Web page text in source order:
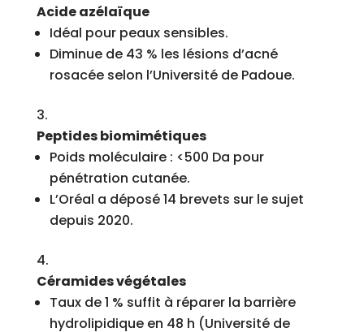
Acide azélaïque
Idéal pour peaux sensibles.
Diminue de 43 % les lésions d’acné
rosacée selon l’Université de Padoue.
Peptides biomimétiques
Poids moléculaire : <500 Da pour
pénétration cutanée.
L’Oréal a déposé 14 brevets sur le sujet
depuis 2020.
Céramides végétales
Taux de 1 % suffit à réparer la barrière
hydrolipidique en 48 h (Université de